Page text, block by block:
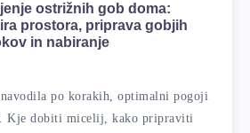
ostrižnih gob doma:
prostora, priprava gobjih
in nabiranje
po korakih, optimalni pogoji
Kje dobiti micelij, kako pripraviti